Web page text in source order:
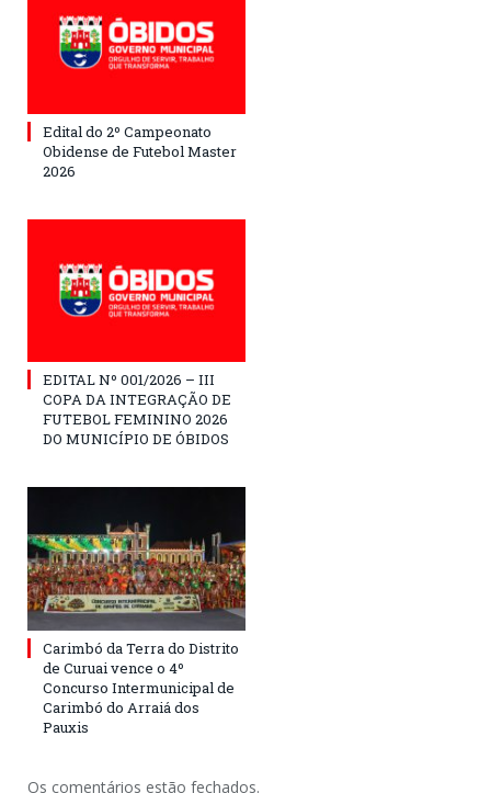
Edital do 2º Campeonato
Obidense de Futebol Master
2026
EDITAL Nº 001/2026 – III
COPA DA INTEGRAÇÃO DE
FUTEBOL FEMININO 2026
DO MUNICÍPIO DE ÓBIDOS
Carimbó da Terra do Distrito
de Curuai vence o 4º
Concurso Intermunicipal de
Carimbó do Arraiá dos
Pauxis
Os comentários estão fechados.